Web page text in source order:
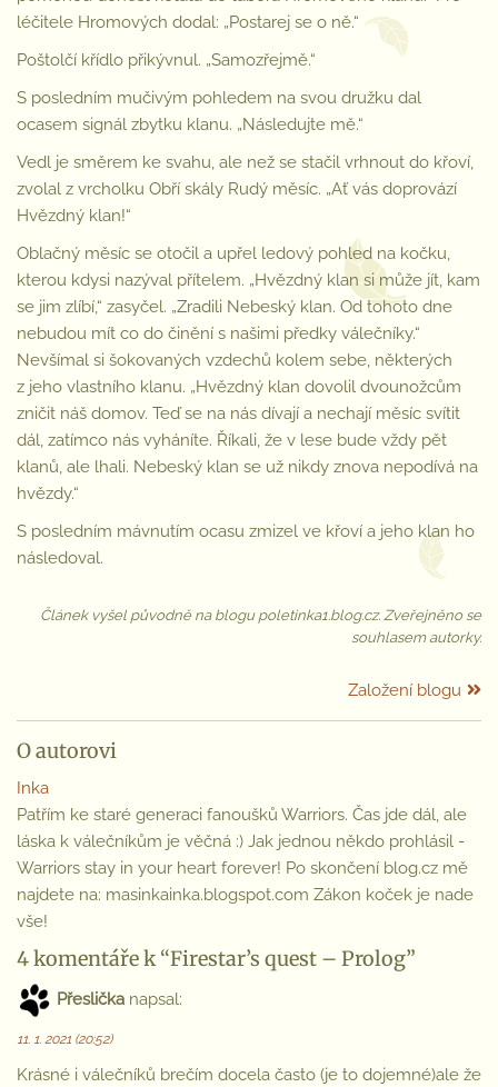
léčitele Hromových dodal: „Postarej se o ně.“
Poštolčí křídlo přikývnul. „Samozřejmě.“
S posledním mučivým pohledem na svou družku dal
ocasem signál zbytku klanu. „Následujte mě.“
Vedl je směrem ke svahu, ale než se stačil vrhnout do křoví,
zvolal z vrcholku Obří skály Rudý měsíc. „Ať vás doprovází
Hvězdný klan!“
Oblačný měsíc se otočil a upřel ledový pohled na kočku,
kterou kdysi nazýval přítelem. „Hvězdný klan si může jít, kam
se jim zlíbí,“ zasyčel. „Zradili Nebeský klan. Od tohoto dne
nebudou mít co do činění s našimi předky válečníky.“
Nevšímal si šokovaných vzdechů kolem sebe, některých
z jeho vlastního klanu. „Hvězdný klan dovolil dvounožcům
zničit náš domov. Teď se na nás dívají a nechají měsíc svítit
dál, zatímco nás vyháníte. Říkali, že v lese bude vždy pět
klanů, ale lhali. Nebeský klan se už nikdy znova nepodívá na
hvězdy.“
S posledním mávnutím ocasu zmizel ve křoví a jeho klan ho
následoval.
Článek vyšel původně na blogu poletinka1.blog.cz. Zveřejněno se
souhlasem autorky.
Založení blogu
O autorovi
Inka
Patřím ke staré generaci fanoušků Warriors. Čas jde dál, ale
láska k válečníkům je věčná :) Jak jednou někdo prohlásil -
Warriors stay in your heart forever! Po skončení blog.cz mě
najdete na: masinkainka.blogspot.com Zákon koček je nade
vše!
4 komentáře k “Firestar’s quest – Prolog”
Přeslička napsal:
11. 1. 2021 (20:52)
Krásné i válečníků brečím docela často (je to dojemné)ale že